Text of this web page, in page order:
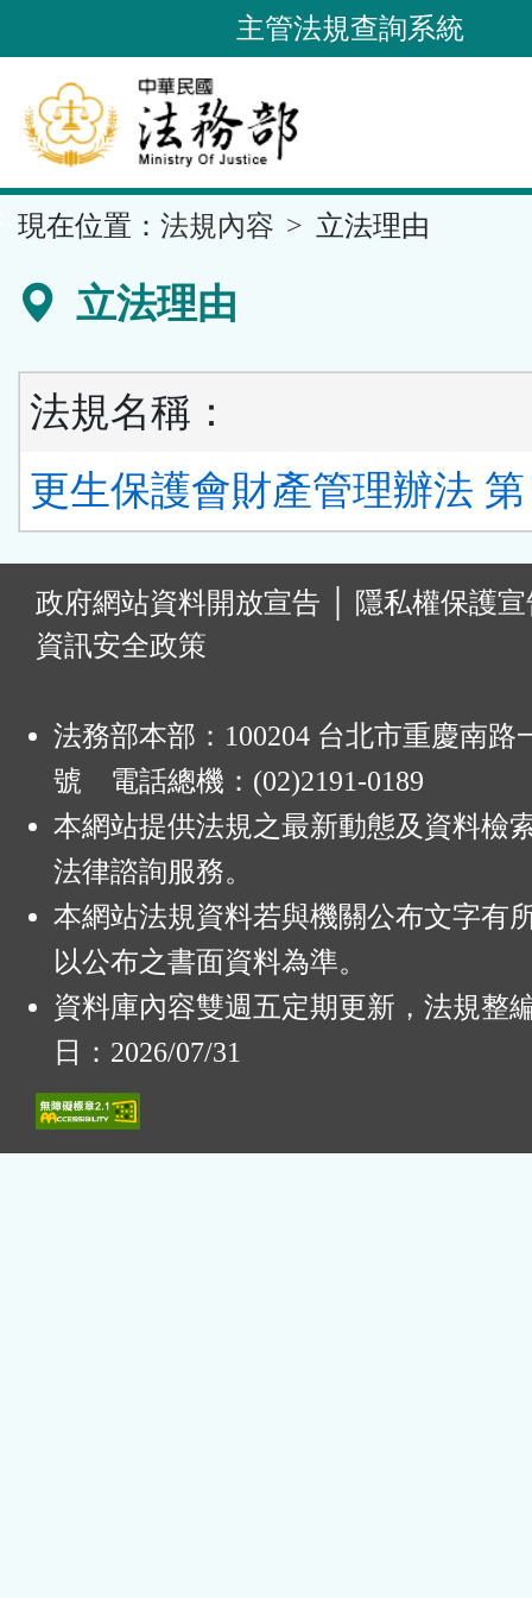
到
要
內
容
區
主管法規查詢系統
現在位置： 法規內容 立法理由
立法理由
法規名稱：
更生保護會財產管理辦法 第
政府網站資料開放宣告
隱私權保護
資訊安全政策
法務部本部：100204 台北市重慶南路
號 電話總機：(02)2191-0189
本網站提供法規之最新動態及資料檢
法律諮詢服務。
本網站法規資料若與機關公布文字有
以公布之書面資料為準。
資料庫內容雙週五定期更新，法規整
日：2026/07/31